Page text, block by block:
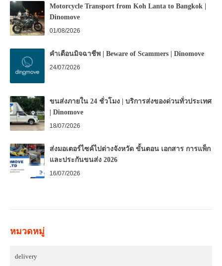
Motorcycle Transport from Koh Lanta to Bangkok |
Dinomove
01/08/2026
คำเตือนมิจฉาชีพ | Beware of Scammers | Dinomove
24/07/2026
ขนส่งภายใน 24 ชั่วโมง | บริการส่งของด่วนทั่วประเทศ
| Dinomove
18/07/2026
ส่งมอเตอร์ไซค์ไปต่างจังหวัด ขั้นตอน เอกสาร การแพ็ก
และประกันขนส่ง 2026
16/07/2026
หมวดหมู่
delivery